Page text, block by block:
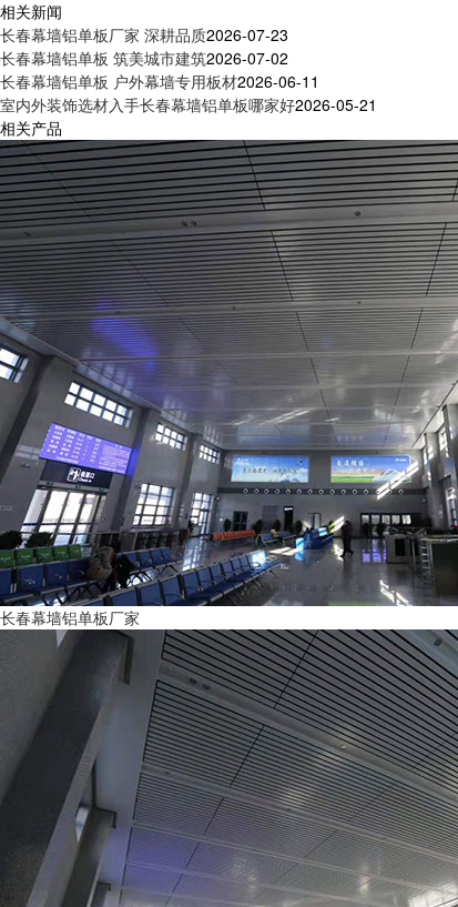
相关新闻
长春幕墙铝单板厂家 深耕品质2026-07-23
长春幕墙铝单板 筑美城市建筑2026-07-02
长春幕墙铝单板 户外幕墙专用板材2026-06-11
室内外装饰选材入手长春幕墙铝单板哪家好2026-05-21
相关产品
长春幕墙铝单板厂家